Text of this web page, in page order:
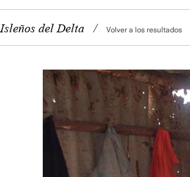
Isleños del Delta / Volver a los resultados